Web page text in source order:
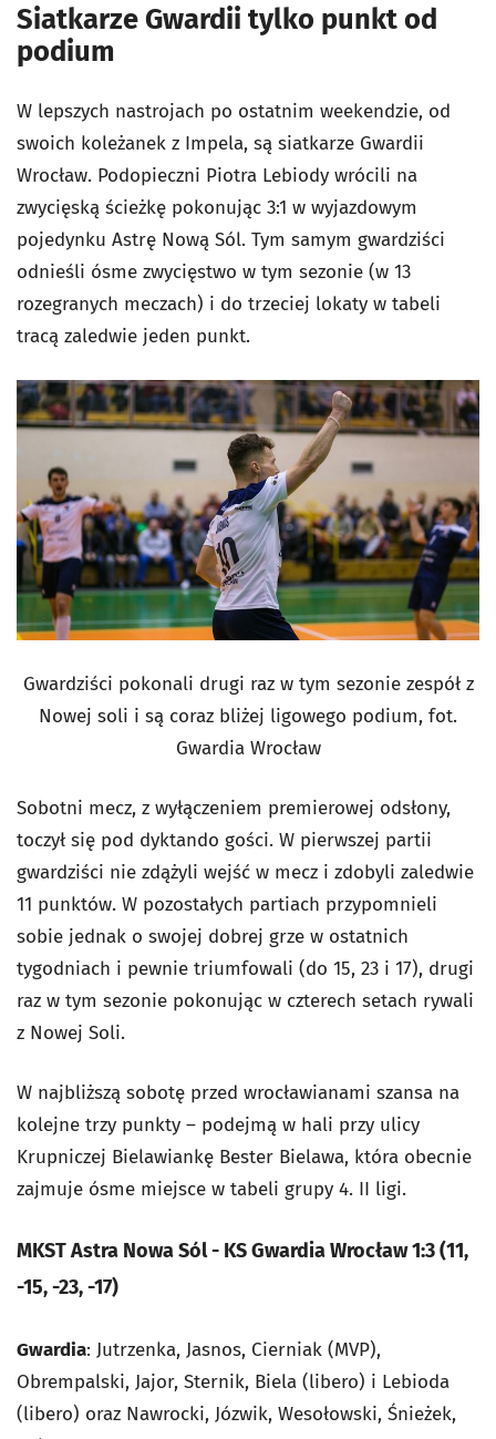
Siatkarze Gwardii tylko punkt od
podium
W lepszych nastrojach po ostatnim weekendzie, od
swoich koleżanek z Impela, są siatkarze Gwardii
Wrocław. Podopieczni Piotra Lebiody wrócili na
zwycięską ścieżkę pokonując 3:1 w wyjazdowym
pojedynku Astrę Nową Sól. Tym samym gwardziści
odnieśli ósme zwycięstwo w tym sezonie (w 13
rozegranych meczach) i do trzeciej lokaty w tabeli
tracą zaledwie jeden punkt.
Gwardziści pokonali drugi raz w tym sezonie zespół z
Nowej soli i są coraz bliżej ligowego podium, fot.
Gwardia Wrocław
Sobotni mecz, z wyłączeniem premierowej odsłony,
toczył się pod dyktando gości. W pierwszej partii
gwardziści nie zdążyli wejść w mecz i zdobyli zaledwie
11 punktów. W pozostałych partiach przypomnieli
sobie jednak o swojej dobrej grze w ostatnich
tygodniach i pewnie triumfowali (do 15, 23 i 17), drugi
raz w tym sezonie pokonując w czterech setach rywali
z Nowej Soli.
W najbliższą sobotę przed wrocławianami szansa na
kolejne trzy punkty – podejmą w hali przy ulicy
Krupniczej Bielawiankę Bester Bielawa, która obecnie
zajmuje ósme miejsce w tabeli grupy 4. II ligi.
MKST Astra Nowa Sól - KS Gwardia Wrocław 1:3 (11,
-15, -23, -17)
Gwardia: Jutrzenka, Jasnos, Cierniak (MVP),
Obrempalski, Jajor, Sternik, Biela (libero) i Lebioda
(libero) oraz Nawrocki, Józwik, Wesołowski, Śnieżek,